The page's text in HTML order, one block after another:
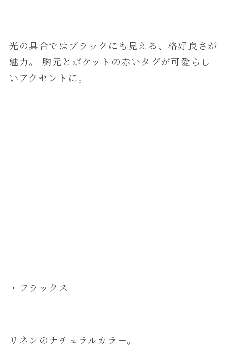
光の具合ではブラックにも見える、格好良さが
魅力。 胸元とポケットの赤いタグが可愛らし
いアクセントに。
・フラックス
リネンのナチュラルカラー。